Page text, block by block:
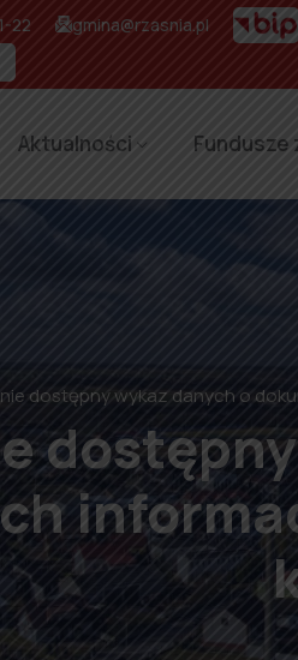
22 gmina@rzasnia.pl
Aktualności
dostępny wykaz danych o